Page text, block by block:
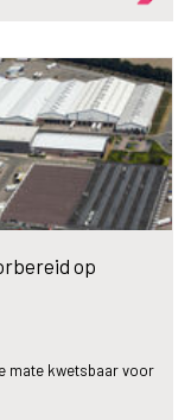
op
mate kwetsbaar voor